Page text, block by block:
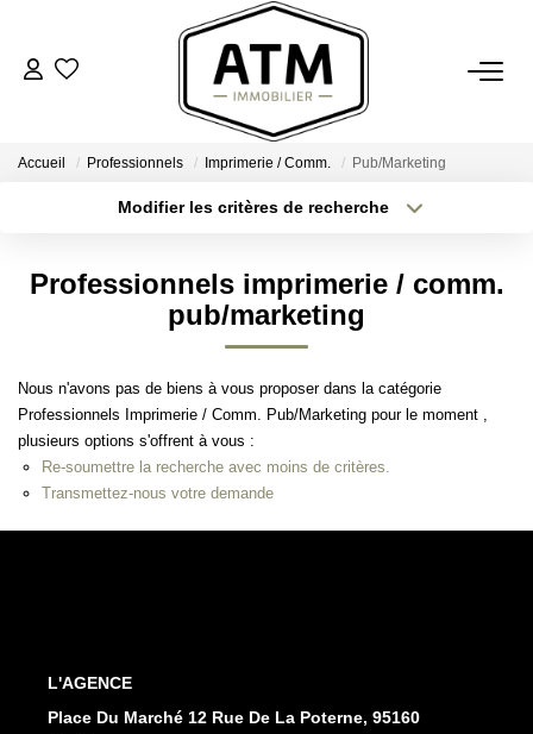
ACHETER
Notre Agence
Nos Engagements
Nos Avis Clients
Accueil Professionnels Imprimerie / Comm. Pub/Marketing
Modifier les critères de recherche
Type de bien
Surface min
Créer une alerte
Professionnels imprimerie / comm.
pub/marketing
Nous n'avons pas de biens à vous proposer dans la catégorie
Professionnels Imprimerie / Comm. Pub/Marketing pour le moment ,
plusieurs options s'offrent à vous :
Re-soumettre la recherche avec moins de critères.
Transmettez-nous votre demande
L'AGENCE
Place Du Marché 12 Rue De La Poterne, 95160